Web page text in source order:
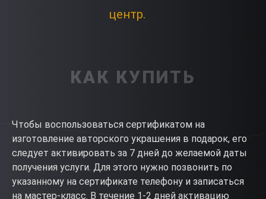
центр.
КАК КУПИТЬ
Чтобы воспользоваться сертификатом на
изготовление авторского украшения в подарок, его
следует активировать за 7 дней до желаемой даты
получения услуги. Для этого нужно позвонить по
указанному на сертификате телефону и записаться
на мастер-класс. В течение 1-2 дней активацию